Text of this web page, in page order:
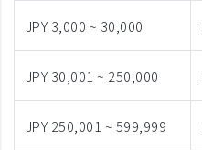
JPY 3,000 ~ 30,000
JPY 30,001 ~ 250,000
JPY 250,001 ~ 599,999